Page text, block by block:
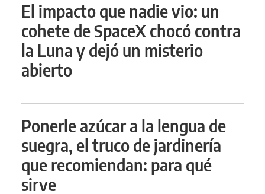
El impacto que nadie vio: un
cohete de SpaceX chocó contra
la Luna y dejó un misterio
abierto
Ponerle azúcar a la lengua de
suegra, el truco de jardinería
que recomiendan: para qué
sirve